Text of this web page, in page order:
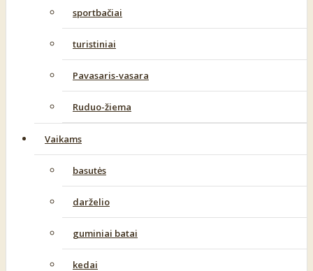
sportbačiai
turistiniai
Pavasaris-vasara
Ruduo-žiema
Vaikams
basutės
darželio
guminiai batai
kedai